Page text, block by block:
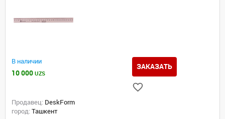
В наличии
10 000 UZS
ЗАКАЗАТЬ
Продавец: DeskForm
город: Ташкент